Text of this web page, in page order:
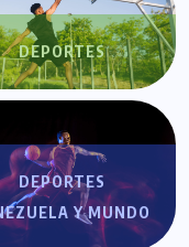
DEPORTES
DEPORTES
Y MUNDO